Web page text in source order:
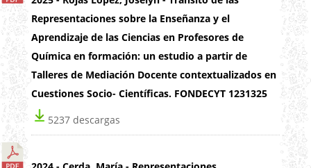
Representaciones sobre la Enseñanza y el
Aprendizaje de las Ciencias en Profesores de
Química en formación: un estudio a partir de
Talleres de Mediación Docente contextualizados en
Cuestiones Socio- Científicas. FONDECYT 1231325
5237 descargas